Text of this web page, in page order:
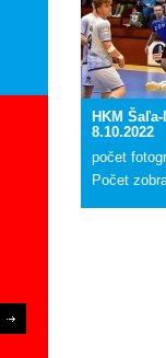
HKM
8.10.2022
počet
Počet